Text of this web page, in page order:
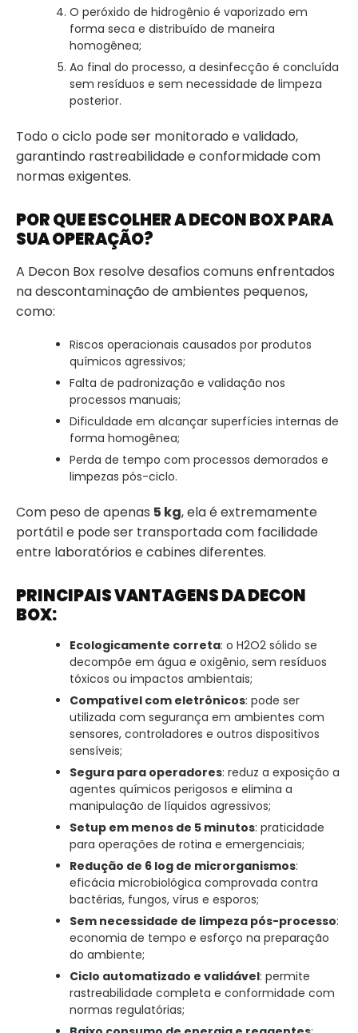
O peróxido de hidrogênio é vaporizado em
forma seca e distribuído de maneira
homogênea;
Ao final do processo, a desinfecção é concluída
sem resíduos e sem necessidade de limpeza
posterior.
Todo o ciclo pode ser monitorado e validado,
garantindo rastreabilidade e conformidade com
normas exigentes.
POR QUE ESCOLHER A DECON BOX PARA
SUA OPERAÇÃO?
A Decon Box resolve desafios comuns enfrentados
na descontaminação de ambientes pequenos,
como:
Riscos operacionais causados por produtos
químicos agressivos;
Falta de padronização e validação nos
processos manuais;
Dificuldade em alcançar superfícies internas de
forma homogênea;
Perda de tempo com processos demorados e
limpezas pós-ciclo.
Com peso de apenas 5 kg, ela é extremamente
portátil e pode ser transportada com facilidade
entre laboratórios e cabines diferentes.
PRINCIPAIS VANTAGENS DA DECON
BOX:
Ecologicamente correta: o H2O2 sólido se
decompõe em água e oxigênio, sem resíduos
tóxicos ou impactos ambientais;
Compatível com eletrônicos: pode ser
utilizada com segurança em ambientes com
sensores, controladores e outros dispositivos
sensíveis;
Segura para operadores: reduz a exposição a
agentes químicos perigosos e elimina a
manipulação de líquidos agressivos;
Setup em menos de 5 minutos: praticidade
para operações de rotina e emergenciais;
Redução de 6 log de microrganismos:
eficácia microbiológica comprovada contra
bactérias, fungos, vírus e esporos;
Sem necessidade de limpeza pós-processo:
economia de tempo e esforço na preparação
do ambiente;
Ciclo automatizado e validável: permite
rastreabilidade completa e conformidade com
normas regulatórias;